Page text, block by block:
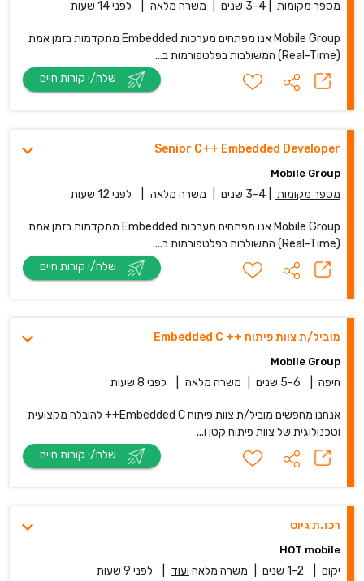
מספר מקומות 3-4 שנים משרה מלאה לפני 14 שעות
Mobile Group אנו מפתחים מערכות Embedded מתקדמות בזמן אמת
(Real-Time) המשולבות בפלטפורמות ב...
Senior C++ Embedded Developer
Mobile Group
מספר מקומות 3-4 שנים משרה מלאה לפני 12 שעות
Mobile Group אנו מפתחים מערכות Embedded מתקדמות בזמן אמת
(Real-Time) המשולבות בפלטפורמות ב...
מוביל/ת צוות פיתוח ++ Embedded C
Mobile Group
חיפה 5-6 שנים משרה מלאה לפני 8 שעות
אנחנו מחפשים מוביל/ת צוות פיתוח Embedded C++ להובלה מקצועית
וטכנולוגית של צוות פיתוח קטן ו...
רכז.ת גיוס
HOT mobile
יקום 1-2 שנים משרה מלאה ועוד לפני 9 שעות